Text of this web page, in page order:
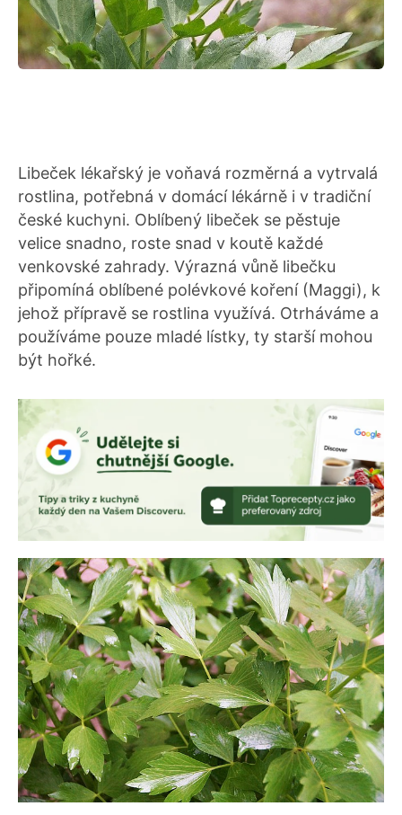
Libeček lékařský je voňavá rozměrná a vytrvalá
rostlina, potřebná v domácí lékárně i v tradiční
české kuchyni. Oblíbený libeček se pěstuje
velice snadno, roste snad v koutě každé
venkovské zahrady. Výrazná vůně libečku
připomíná oblíbené polévkové koření (Maggi), k
jehož přípravě se rostlina využívá. Otrháváme a
používáme pouze mladé lístky, ty starší mohou
být hořké.